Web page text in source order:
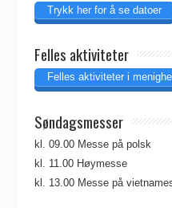
Trykk her for å se datoer
Felles aktiviteter
Felles aktiviteter i
Søndagsmesser
kl. 09.00 Messe på polsk
kl. 11.00 Høymesse
kl. 13.00 Messe på